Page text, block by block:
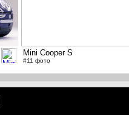
Mini Cooper S
#11 фото